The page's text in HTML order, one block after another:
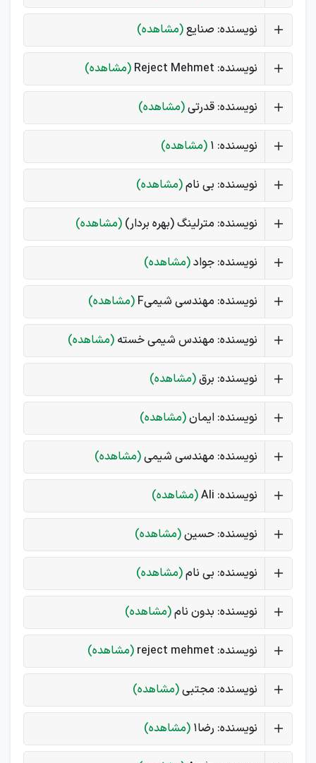
نویسنده: صنایع(مشاهده)
نویسنده: Reject Mehmet (مشاهده)
نویسنده: قدرتی(مشاهده)
نویسنده: 1 (مشاهده)
نویسنده: بی نام(مشاهده)
نویسنده: مترلینگ (بهره بردار) (مشاهده)
نویسنده: جواد(مشاهده)
نویسنده: مهندسی شیمیF (مشاهده)
نویسنده: مهندس شیمی خسته (مشاهده)
نویسنده: برق(مشاهده)
نویسنده: ایمان(مشاهده)
نویسنده: مهندسی شیمی(مشاهده)
نویسنده: Ali (مشاهده)
نویسنده: حسین(مشاهده)
نویسنده: بی نام(مشاهده)
نویسنده: بدون نام(مشاهده)
نویسنده: reject mehmet (مشاهده)
نویسنده: مجتبی(مشاهده)
نویسنده: رضا1 (مشاهده)